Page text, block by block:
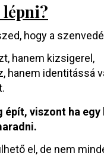
hogy a
hanem kizsigerel,
hanem identitássá
épít, viszont ha
el, de nem